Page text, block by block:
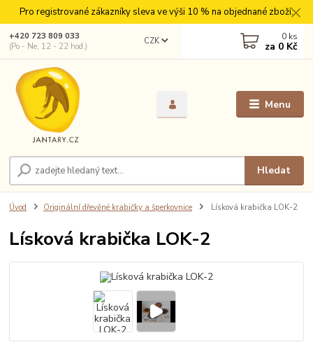
Pro registrované zákazníky sleva ve výši 10 % na objednané zboží.
Menu
CZK
Hledat
+420 723 809 033
(Po - Ne, 12 - 22 hod.)
0 ks
za 0 Kč
Úvod Originální dřevěné krabičky a šperkovnice Lísková krabička LOK-2
Lísková krabička LOK-2